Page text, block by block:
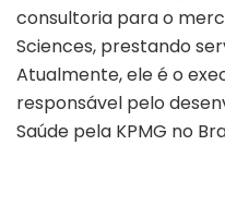
consultoria para o
Sciences, prestando
Atualmente, ele é o
responsável pelo
Saúde pela KPMG no